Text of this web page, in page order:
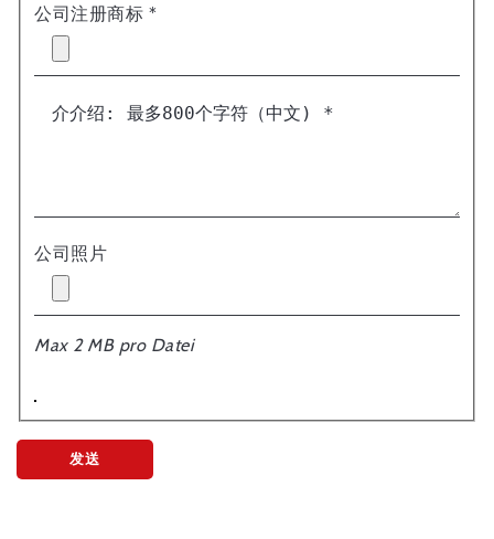
公司注册商标 *
公司照片
Max 2 MB pro Datei
发送